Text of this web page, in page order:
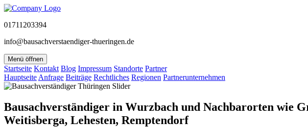
01711203394
info@bausachverstaendiger-thueringen.de
Menü öffnen
Startseite Kontakt Blog Impressum Standorte Partner
Hauptseite Anfrage Beiträge Rechtliches Regionen Partnerunternehmen
Bausachverständiger in Wurzbach und Nachbarorten wie
Weitisberga, Lehesten, Remptendorf